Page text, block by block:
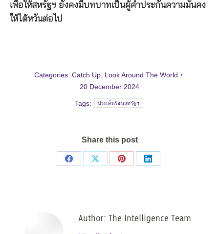
เพื่อให้สหรัฐฯ ยังคงมีบทบาทเป็นผู้ค้ำประกันความมั่นคง
ให้ไต้หวันต่อไป
Categories: Catch Up, Look Around The World
20 December 2024
Tags: ประเด็นร้อนสหรัฐฯ
Share this post
Share
Share
Share
Share
Author: The Intelligence Team